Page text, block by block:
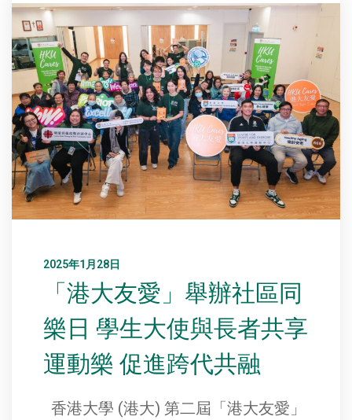
2025年1月28日
「港大友愛」舉辦社區同
樂日 學生大使與長者共享
運動樂 促進跨代共融
香港大學 (港大) 第二屆「港大友愛」